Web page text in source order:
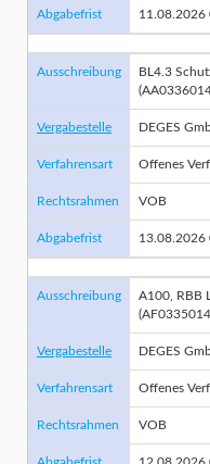
Abgabefrist 11.08.2026
Ausschreibung
BL4.3
Vergabestelle DEGES
Verfahrensart Offenes
Rechtsrahmen VOB
Abgabefrist 13.08.2026
Ausschreibung
A100, RBB
Vergabestelle DEGES
Verfahrensart Offenes
Rechtsrahmen VOB